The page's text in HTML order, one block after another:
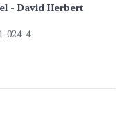
- David Herbert
024-4